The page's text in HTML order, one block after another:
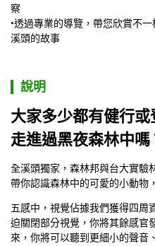
察
•透過專業的導覽，帶您欣賞不
溪頭的故事
說明
大家多少都有健行
走進過黑夜森林中嗎
全溪頭獨家，森林邦與台大實驗
帶你認識森林中的可愛的小動物
五感中，視覺佔據我們獲得四周
迫關閉部分視覺，你將其餘感官
來，你將可以聽到更細小的聲音